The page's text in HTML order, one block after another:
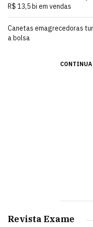
R$ 13,5 bi em vendas
Canetas emagrecedoras
a bolsa
Revista Exame